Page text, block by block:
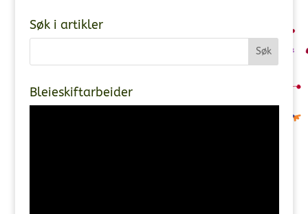
Søk i artikler
Bleieskiftarbeider